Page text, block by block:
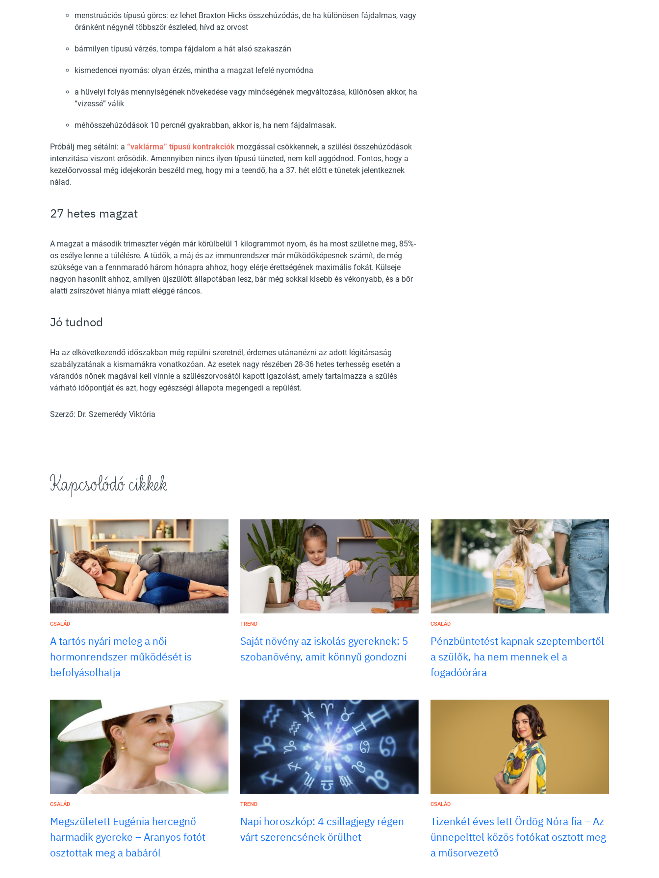
menstruációs típusú görcs: ez lehet Braxton Hicks összehúzódás, de ha különösen fájdalmas, vagy
óránként négynél többször észleled, hívd az orvost
bármilyen típusú vérzés, tompa fájdalom a hát alsó szakaszán
kismedencei nyomás: olyan érzés, mintha a magzat lefelé nyomódna
a hüvelyi folyás mennyiségének növekedése vagy minőségének megváltozása, különösen akkor, ha
“vizessé” válik
méhösszehúzódások 10 percnél gyakrabban, akkor is, ha nem fájdalmasak.
Próbálj meg sétálni: a “vaklárma” típusú kontrakciók mozgással csökkennek, a szülési összehúzódások
intenzitása viszont erősödik. Amennyiben nincs ilyen típusú tüneted, nem kell aggódnod. Fontos, hogy a
kezelőorvossal még idejekorán beszéld meg, hogy mi a teendő, ha a 37. hét előtt e tünetek jelentkeznek
nálad.
27 hetes magzat
A magzat a második trimeszter végén már körülbelül 1 kilogrammot nyom, és ha most születne meg, 85%-
os esélye lenne a túlélésre. A tüdők, a máj és az immunrendszer már működőképesnek számít, de még
szüksége van a fennmaradó három hónapra ahhoz, hogy elérje érettségének maximális fokát. Külseje
nagyon hasonlít ahhoz, amilyen újszülött állapotában lesz, bár még sokkal kisebb és vékonyabb, és a bőr
alatti zsírszövet hiánya miatt eléggé ráncos.
Jó tudnod
Ha az elkövetkezendő időszakban még repülni szeretnél, érdemes utánanézni az adott légitársaság
szabályzatának a kismamákra vonatkozóan. Az esetek nagy részében 28-36 hetes terhesség esetén a
várandós nőnek magával kell vinnie a szülészorvosától kapott igazolást, amely tartalmazza a szülés
várható időpontját és azt, hogy egészségi állapota megengedi a repülést.
Szerző: Dr. Szemerédy Viktória
Kapcsolódó cikkek
CSALÁD
A tartós nyári meleg a női
hormonrendszer működését is
befolyásolhatja
TREND
Saját növény az iskolás gyereknek: 5
szobanövény, amit könnyű gondozni
CSALÁD
Pénzbüntetést kapnak szeptembertől
a szülők, ha nem mennek el a
fogadóórára
CSALÁD
Megszületett Eugénia hercegnő
harmadik gyereke – Aranyos fotót
osztottak meg a babáról
TREND
Napi horoszkóp: 4 csillagjegy régen
várt szerencsének örülhet
CSALÁD
Tizenkét éves lett Ördög Nóra fia – Az
ünnepelttel közös fotókat osztott meg
a műsorvezető